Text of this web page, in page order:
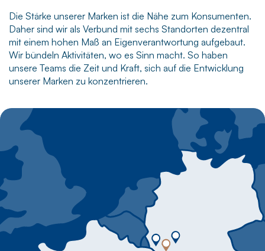
Die Stärke unserer Marken ist die Nähe zum Konsumenten.
Daher sind wir als Verbund mit sechs Standorten dezentral
mit einem hohen Maß an Eigenverantwortung aufgebaut.
Wir bündeln Aktivitäten, wo es Sinn macht. So haben
unsere Teams die Zeit und Kraft, sich auf die Entwicklung
unserer Marken zu konzentrieren.